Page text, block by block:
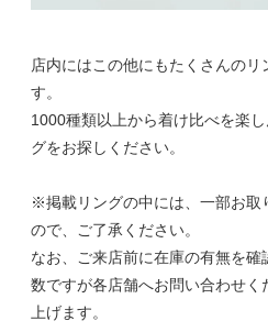
店内にはこの他にもたくさんのリ
す。
1000種類以上から着け比べを楽
グをお探しください。
※掲載リングの中には、一部お取
ので、ご了承ください。
なお、ご来店前に在庫の有無を
数ですが各店舗へお問い合わせく
上げます。